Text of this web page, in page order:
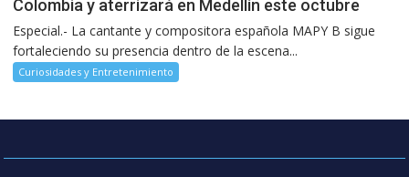
Colombia y aterrizará en Medellín este octubre
Especial.- La cantante y compositora española MAPY B sigue
fortaleciendo su presencia dentro de la escena...
Curiosidades y Entretenimiento